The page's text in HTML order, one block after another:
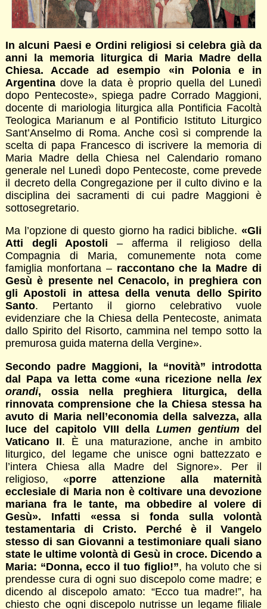
In alcuni Paesi e Ordini religiosi si celebra già da
anni la memoria liturgica di Maria Madre della
Chiesa. Accade ad esempio «in Polonia e in
Argentinadove la data è proprio quella del Lunedì
dopo Pentecoste», spiega padre Corrado Maggioni,
docente di mariologia liturgica alla Pontificia Facoltà
Teologica Marianum e al Pontificio Istituto Liturgico
Sant’Anselmo di Roma. Anche così si comprende la
scelta di papa Francesco di iscrivere la memoria di
Maria Madre della Chiesa nel Calendario romano
generale nel Lunedì dopo Pentecoste, come prevede
il decreto della Congregazione per il culto divino e la
disciplina dei sacramenti di cui padre Maggioni è
sottosegretario.
Ma l’opzione di questo giorno ha radici bibliche.«Gli
Atti degli Apostoli – afferma il religioso della
Compagnia di Maria, comunemente nota come
famiglia monfortana – raccontano che la Madre di
Gesù è presente nel Cenacolo, in preghiera con
gli Apostoli in attesa della venuta dello Spirito
Santo. Pertanto il giorno celebrativo vuole
evidenziare che la Chiesa della Pentecoste, animata
dallo Spirito del Risorto, cammina nel tempo sotto la
premurosa guida materna della Vergine».
Secondo padre Maggioni, la “novità” introdotta
dal Papa va letta come «una ricezione nellalex
orandi, ossia nella preghiera liturgica, della
rinnovata comprensione che la Chiesa stessa ha
avuto di Maria nell’economia della salvezza, alla
luce del capitolo VIII dellaLumen gentium del
Vaticano II. È una maturazione, anche in ambito
liturgico, del legame che unisce ogni battezzato e
l’intera Chiesa alla Madre del Signore». Per il
religioso, «porre attenzione alla maternità
ecclesiale di Maria non è coltivare una devozione
mariana fra le tante, ma obbedire al volere di
Gesù». Infatti «essa si fonda sulla volontà
testamentaria di Cristo. Perché è il Vangelo
stesso di san Giovanni a testimoniare quali siano
state le ultime volontà di Gesù in croce. Dicendo a
Maria: “Donna, ecco il tuo figlio!”, ha voluto che si
prendesse cura di ogni suo discepolo come madre; e
dicendo al discepolo amato: “Ecco tua madre!”, ha
chiesto che ogni discepolo nutrisse un legame filiale